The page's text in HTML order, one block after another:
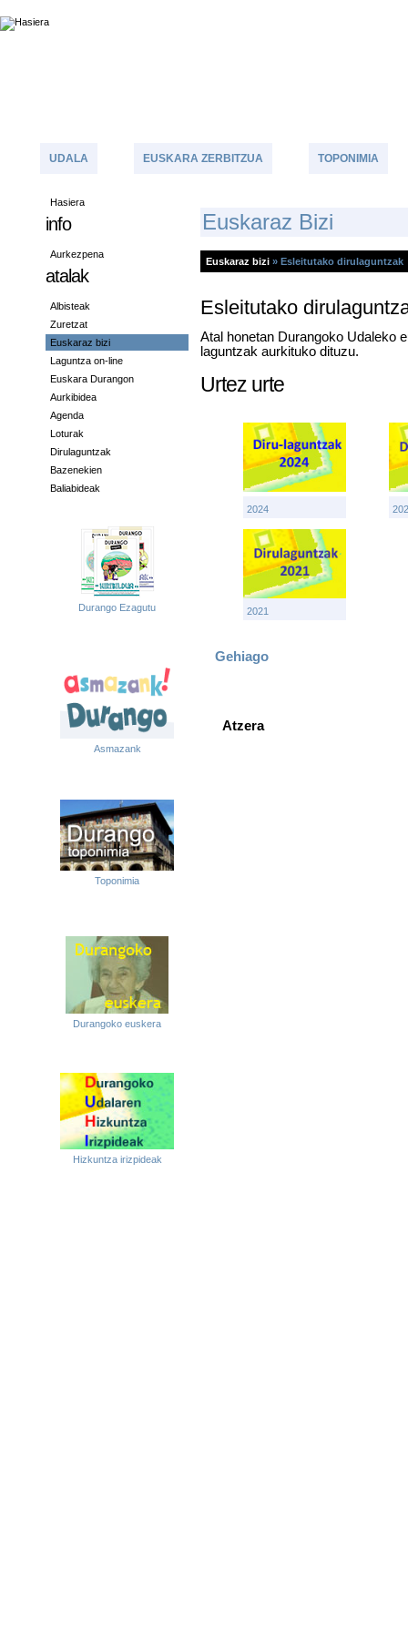
UDALA EUSKARA ZERBITZUA TOPONIMIA
Hasiera
info
Aurkezpena
atalak
Albisteak
Zuretzat
Euskaraz bizi
Laguntza on-line
Euskara Durangon
Aurkibidea
Agenda
Loturak
Dirulaguntzak
Bazenekien
Baliabideak
Durango Ezagutu
Asmazank
Toponimia
Durangoko euskera
Hizkuntza irizpideak
EUskaraz Bizi
Euskaraz bizi » Esleitutako dirulaguntzak
Esleitutako
Atal honetan Durangoko Udaleko
laguntzak aurkituko dituzu.
Urtez urte
2024
2021
Gehiago
Atzera